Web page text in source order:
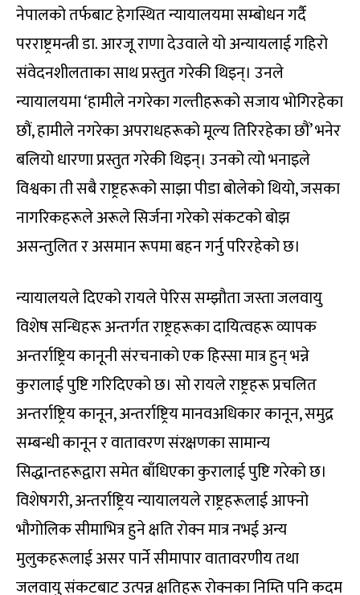
नेपालको तर्फबाट हेगस्थित न्यायालयमा सम्बोधन गर्दै
परराष्ट्रमन्त्री डा. आरजू राणा देउवाले यो अन्यायलाई गहिरो
संवेदनशीलताका साथ प्रस्तुत गरेकी थिइन्। उनले
न्यायालयमा ‘हामीले नगरेका गल्तीहरूको सजाय भोगिरहेका
छौं, हामीले नगरेका अपराधहरूको मूल्य तिरिरहेका छौं’ भनेर
बलियो धारणा प्रस्तुत गरेकी थिइन्। उनको त्यो भनाइले
विश्वका ती सबै राष्ट्रहरूको साझा पीडा बोलेको थियो, जसका
नागरिकहरूले अरूले सिर्जना गरेको संकटको बोझ
असन्तुलित र असमान रूपमा बहन गर्नु परिरहेको छ।
न्यायालयले दिएको रायले पेरिस सम्झौता जस्ता जलवायु
विशेष सन्धिहरू अन्तर्गत राष्ट्रहरूका दायित्वहरू व्यापक
अन्तर्राष्ट्रिय कानूनी संरचनाको एक हिस्सा मात्र हुन् भन्ने
कुरालाई पुष्टि गरिदिएको छ। सो रायले राष्ट्रहरू प्रचलित
अन्तर्राष्ट्रिय कानून, अन्तर्राष्ट्रिय मानवअधिकार कानून, समुद्र
सम्बन्धी कानून र वातावरण संरक्षणका सामान्य
सिद्धान्तहरूद्वारा समेत बाँधिएका कुरालाई पुष्टि गरेको छ।
विशेषगरी, अन्तर्राष्ट्रिय न्यायालयले राष्ट्रहरूलाई आफ्नो
भौगोलिक सीमाभित्र हुने क्षति रोक्न मात्र नभई अन्य
मुलुकहरूलाई असर पार्ने सीमापार वातावरणीय तथा
जलवायु संकटबाट उत्पन्न क्षतिहरू रोक्नका निम्ति पनि कदम